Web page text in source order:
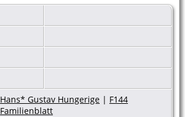
Hans* Gustav Hungerige | F144
Familienblatt